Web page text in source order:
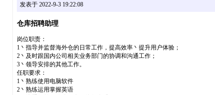
发表于 2022-9-3 19:22:08
仓库招聘助理
岗位职责：
1丶指导并监督海外仓的日常工作，提高效率丶提升用户体验；
2丶及时跟国内公司相关业务部门的协调和沟通工作；
3丶领导安排的其他工作。
任职要求：
1丶熟练使用电脑软件
2丶熟练运用掌握英语